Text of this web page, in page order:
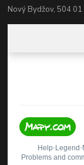
Nový Bydžov, 504 01